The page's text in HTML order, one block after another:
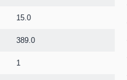
15.0
389.0
1